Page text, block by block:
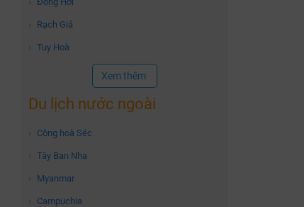
› Rạch Giá
› Tuy Hoà
Xem thêm
Du lịch nước ngoài
› Cộng hoà Séc
› Tây Ban Nha
› Myanmar
› Campuchia